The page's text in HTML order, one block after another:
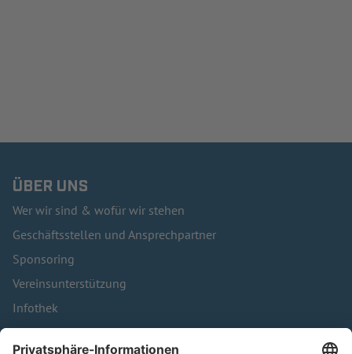
ÜBER UNS
Wer wir sind & wofür wir stehen
Geschäftsstellen und Ansprechpartner
Sponsoring
Vereinsunterstützung
Infothek
Kontakt